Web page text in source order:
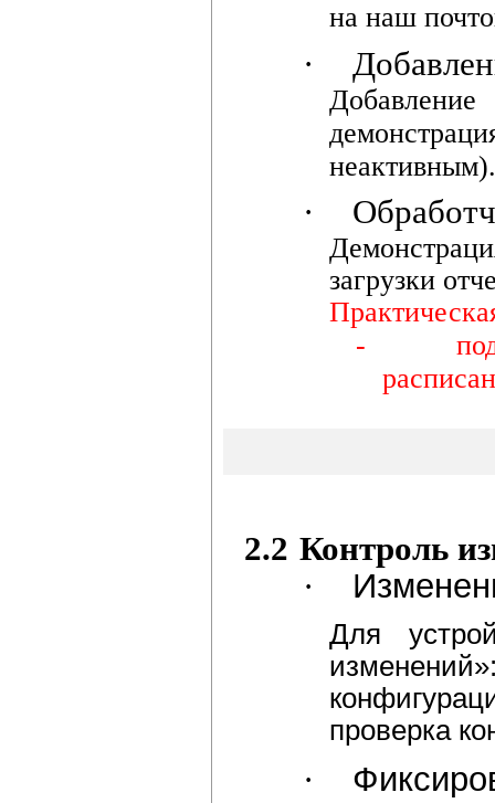
на наш
·
неактивным).
·
загрузки
-
2.2 Контроль
·
Для
проверка
·